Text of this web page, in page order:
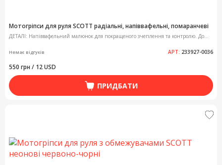
Мотогріпси для руля SCOTT радіальні, напіввафельні, помаранчеві
ДЕТАЛІ: Напіввафельний малюнок для покращеного зчеплення та контролю. До...
Немає відгуків АРТ: 233927-0036
550 грн / 12 USD
ПРИДБАТИ